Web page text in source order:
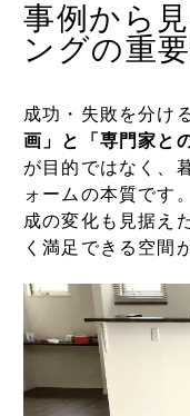
事例から
ングの重
成功・失敗を分け
画」と「専門家と
が目的ではなく、
ォームの本質です
成の変化も見据え
く満足できる空間